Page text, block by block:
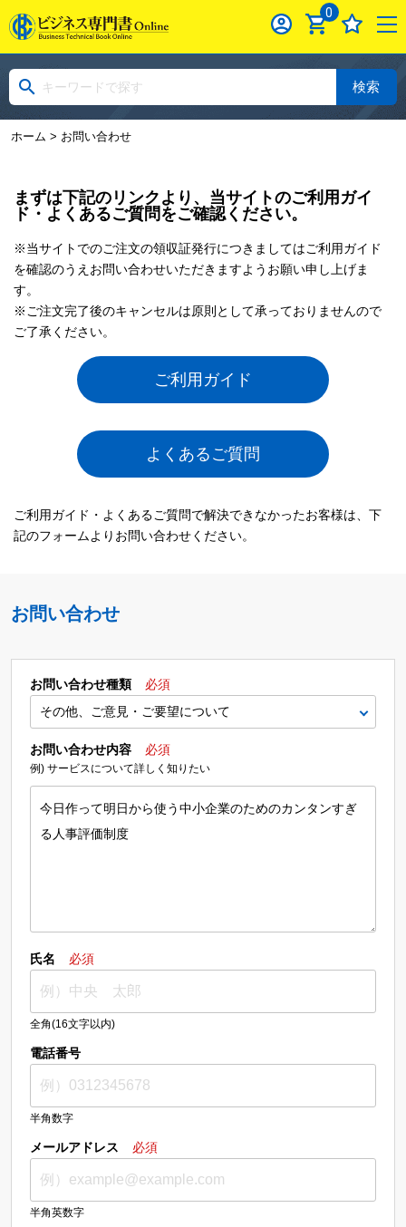
0
検索
ホーム > お問い合わせ
まずは下記のリンクより、当サイトのご利用ガイ
ド・よくあるご質問をご確認ください。
※当サイトでのご注文の領収証発行につきましてはご利用ガイド
を確認のうえお問い合わせいただきますようお願い申し上げま
す。
※ご注文完了後のキャンセルは原則として承っておりませんので
ご了承ください。
ご利用ガイド
よくあるご質問
ご利用ガイド・よくあるご質問で解決できなかったお客様は、下
記のフォームよりお問い合わせください。
お問い合わせ
お問い合わせ種類 必須
お問い合わせ内容 必須
例) サービスについて詳しく知りたい
氏名 必須
全角(16文字以内)
電話番号
半角数字
メールアドレス 必須
半角英数字